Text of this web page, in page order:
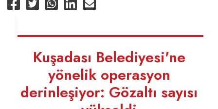
Kuşadası Belediyesi'ne
yönelik operasyon
derinleşiyor: Gözaltı sayısı